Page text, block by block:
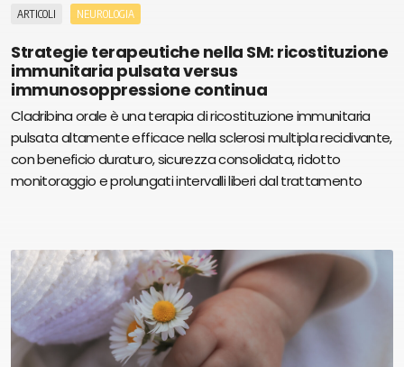
ARTICOLI NEUROLOGIA
Strategie terapeutiche nella SM: ricostituzione
immunitaria pulsata versus
immunosoppressione continua
Cladribina orale è una terapia di ricostituzione immunitaria
pulsata altamente efficace nella sclerosi multipla recidivante,
con beneficio duraturo, sicurezza consolidata, ridotto
monitoraggio e prolungati intervalli liberi dal trattamento